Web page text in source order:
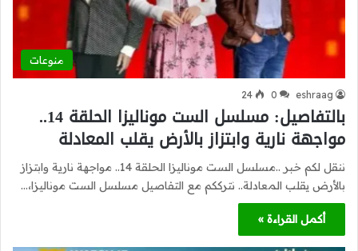
منوعات
eshraag
0
24
بالتفاصيل: مسلسل الست موناليزا الحلقة 14..
مواجهة نارية وابتزاز بالأرض يقلب المعادلة
ننقل لكم خبر ..مسلسل الست موناليزا الحلقة 14.. مواجهة نارية وابتزاز
بالأرض يقلب المعادلة.. نترككم مع التفاصيل مسلسل الست موناليزا،…
أكمل القراءة »